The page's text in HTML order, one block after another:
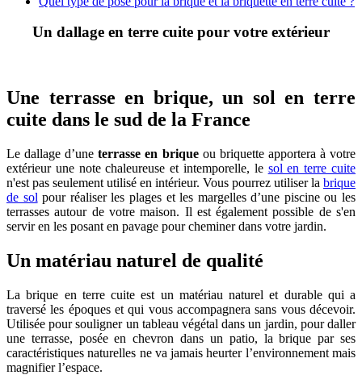
Un dallage en terre cuite pour votre extérieur
Une terrasse en brique, un sol en terre
cuite dans le sud de la France
Le dallage d’uneterrasse en briqueou briquette apportera à votre
extérieur une note chaleureuse et intemporelle, le sol en terre cuite
n'est pas seulement utilisé en intérieur. Vous pourrez utiliser la brique
de sol pour réaliser les plages et les margelles d’une piscine ou les
terrasses autour de votre maison. Il est également possible de s'en
servir en les posant en pavage pour cheminer dans votre jardin.
Un matériau naturel de qualité
La brique en terre cuite est un matériau naturel et durable qui a
traversé les époques et qui vous accompagnera sans vous décevoir.
Utilisée pour souligner un tableau végétal dans un jardin, pour daller
une terrasse, posée en chevron dans un patio, la brique par ses
caractéristiques naturelles ne va jamais heurter l’environnement mais
magnifier l’espace.